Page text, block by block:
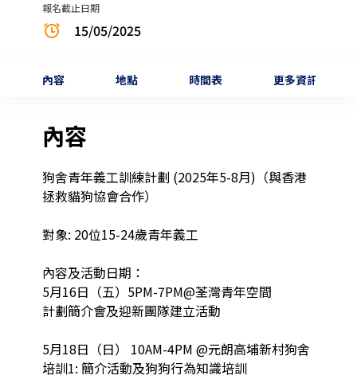
報名截止日期
15/05/2025
內容 地點 時間表 更多資訊
內容
狗舍青年義工訓練計劃 (2025年5-8月)（與香港
拯救貓狗協會合作）
對象: 20位15-24歲青年義工
內容及活動日期：
5月16日（五）5PM-7PM@荃灣青年空間
計劃簡介會及迎新團隊建立活動
5月18日（日） 10AM-4PM @元朗高埔新村狗舍
培訓1: 簡介活動及狗狗行為知識培訓